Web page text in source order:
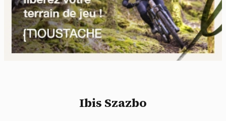
Ibis Szazbo